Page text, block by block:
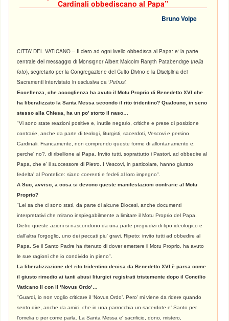
Cardinali obbediscano al Papa”
Bruno Volpe
CITTA’ DEL VATICANO – Il clero ad ogni livello obbedisca al Papa: e' la parte
centrale del messaggio di Monsignor Albert Malcolm Ranjith Patabendige (nella
foto), segretario per la Congregazione del Culto Divino e la Disciplina dei
Sacramenti intervistato in esclusiva da ‘Petrus’.
Eccellenza, che accoglienza ha avuto il Motu Proprio di Benedetto XVI che
ha liberalizzato la Santa Messa secondo il rito tridentino? Qualcuno, in seno
stesso alla Chiesa, ha un po’ storto il naso…
"Vi sono state reazioni positive e, inutile negarlo, critiche e prese di posizione
contrarie, anche da parte di teologi, liturgisti, sacerdoti, Vescovi e persino
Cardinali. Francamente, non comprendo queste forme di allontanamento e,
perche' no?, di ribellione al Papa. Invito tutti, soprattutto i Pastori, ad obbedire al
Papa, che e' il successore di Pietro. I Vescovi, in particolare, hanno giurato
fedelta' al Pontefice: siano coerenti e fedeli al loro impegno".
A Suo, avviso, a cosa si devono queste manifestazioni contrarie al Motu
Proprio?
"Lei sa che ci sono stati, da parte di alcune Diocesi, anche documenti
interpretativi che mirano inspiegabilmente a limitare il Motu Proprio del Papa.
Dietro queste azioni si nascondono da una parte pregiudizi di tipo ideologico e
dall’altra l'orgoglio, uno dei peccati piu' gravi. Ripeto: invito tutti ad obbedire al
Papa. Se il Santo Padre ha ritenuto di dover emettere il Motu Proprio, ha avuto
le sue ragioni che io condivido in pieno".
La liberalizzazione del rito tridentino decisa da Benedetto XVI è parsa come
il giusto rimedio ai tanti abusi liturgici registrati tristemente dopo il Concilio
Vaticano II con il ‘Novus Ordo’…
"Guardi, io non voglio criticare il ‘Novus Ordo’. Pero' mi viene da ridere quando
sento dire, anche da amici, che in una parrocchia un sacerdote e' Santo per
l’omelia o per come parla. La Santa Messa e' sacrificio, dono, mistero,